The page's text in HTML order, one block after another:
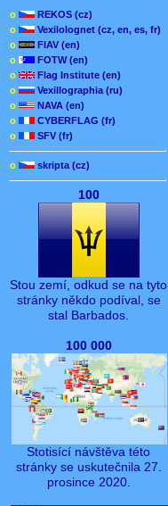
o
REKOS (cz)
o
Vexilolognet (cz, en, es, fr)
o
FIAV (en)
o
FOTW (en)
o
Flag Institute (en)
o
Vexillographia (ru)
o
NAVA (en)
o
CYBERFLAG (fr)
o
SFV (fr)
o skripta (cz)
100
Stou zemí, odkud se na tyto
stránky někdo podíval, se
stal Barbados.
100 000
Stotisící návštěva této
stránky se uskutečnila 27.
prosince 2020.